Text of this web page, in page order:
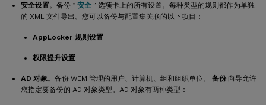
安全设置。备份 “ 安全 ” 选项卡上的所有设置。每种类型的规则都作为单独
的 XML 文件导出。您可以备份与配置集关联的以下项目：
AppLocker 规则设置
权限提升设置
AD 对象 。备份 WEM 管理的用户、计算机、组和组织单位。 备份 向导允许
您指定要备份的 AD 对象类型。AD 对象有两种类型：